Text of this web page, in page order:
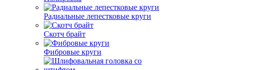
Радиальные лепестковые круги
Скотч брайт
Фибровые круги